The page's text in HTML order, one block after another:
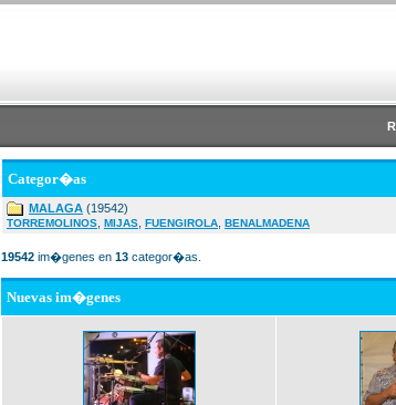
Categor�as
MALAGA (19542)
TORREMOLINOS MIJAS FUENGIROLA BENALMADENA
19542 im�genes en 13 categor�as.
Nuevas im�genes